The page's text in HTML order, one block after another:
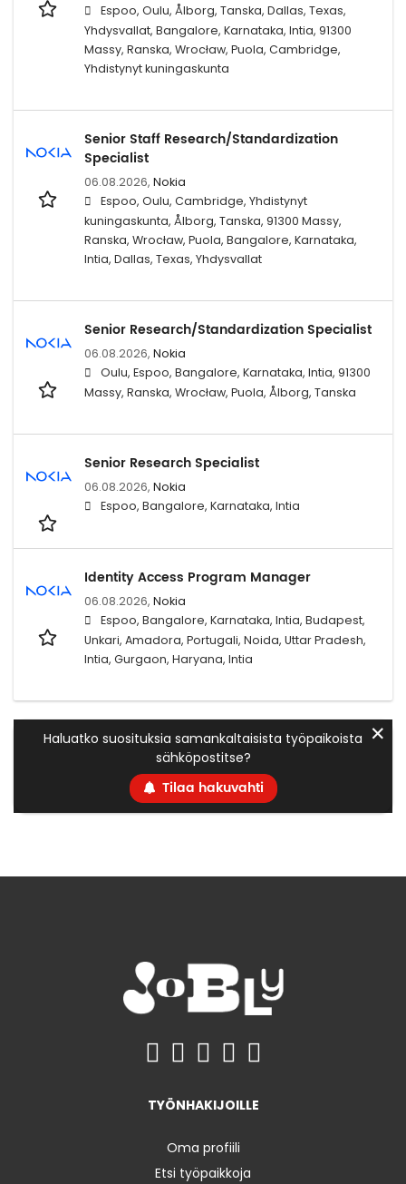
Espoo, Oulu, Ålborg, Tanska, Dallas, Texas,
Yhdysvallat, Bangalore, Karnataka, Intia, 91300
Massy, Ranska, Wrocław, Puola, Cambridge,
Yhdistynyt kuningaskunta
Senior Staff Research/Standardization
Specialist
06.08.2026, Nokia
Espoo, Oulu, Cambridge, Yhdistynyt
kuningaskunta, Ålborg, Tanska, 91300 Massy,
Ranska, Wrocław, Puola, Bangalore, Karnataka,
Intia, Dallas, Texas, Yhdysvallat
Senior Research/Standardization Specialist
06.08.2026, Nokia
Oulu, Espoo, Bangalore, Karnataka, Intia, 91300
Massy, Ranska, Wrocław, Puola, Ålborg, Tanska
Senior Research Specialist
06.08.2026, Nokia
Espoo, Bangalore, Karnataka, Intia
Identity Access Program Manager
06.08.2026, Nokia
Espoo, Bangalore, Karnataka, Intia, Budapest,
Unkari, Amadora, Portugali, Noida, Uttar Pradesh,
Intia, Gurgaon, Haryana, Intia
Haluatko suosituksia samankaltaisista työpaikoista
sähköpostitse?
Tilaa hakuvahti
✕
TYÖNHAKIJOILLE
Oma profiili
Etsi työpaikkoja